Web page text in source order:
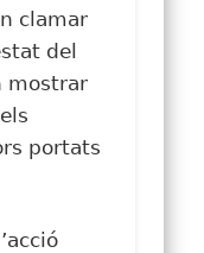
clamar
del
mostrar
portats